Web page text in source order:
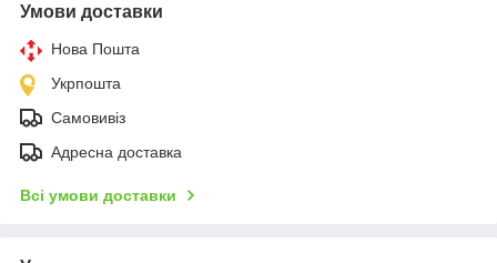
Умови доставки
Нова Пошта
Укрпошта
Самовивіз
Адресна доставка
Всі умови доставки